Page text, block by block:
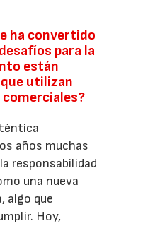
ha convertido
para la
están
utilizan
años muchas
responsabilidad
una nueva
algo que
Hoy,